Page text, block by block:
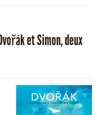
et Simon, deux